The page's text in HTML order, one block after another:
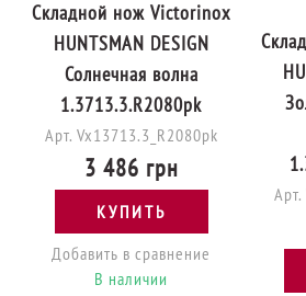
Складной нож Victorinox
HUNTSMAN DESIGN
Солнечная волна
1.3713.3.R2080pk
Арт. Vx13713.3_R2080pk
3 486 грн
КУПИТЬ
Добавить в сравнение
В наличии